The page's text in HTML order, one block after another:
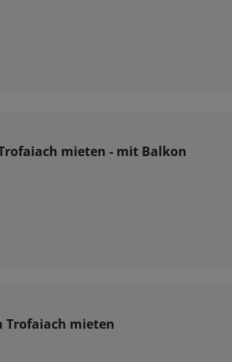
mieten - mit Balkon
Trofaiach mieten